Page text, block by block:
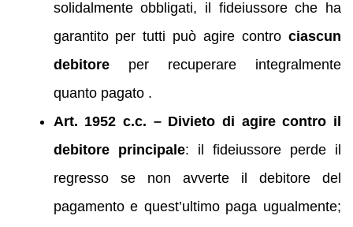
solidalmente obbligati, il fideiussore che ha
garantito per tutti può agire contro ciascun
debitoreper recuperare integralmente
quanto pagato .
Art. 1952 c.c. – Divieto di agire contro il
debitore principale: il fideiussore perde il
regresso se non avverte il debitore del
pagamento e quest’ultimo paga ugualmente;